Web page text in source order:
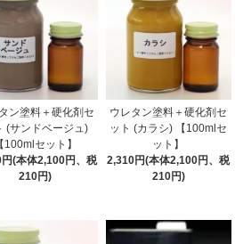
ン塗料＋硬化剤セ
(サンドベージュ)
【100mlセット】
(本体2,100円、税
210円)
ウレタン塗料＋硬化剤セ
ット (カラシ) 【100mlセ
ット】
2,310円(本体2,100円、税
210円)